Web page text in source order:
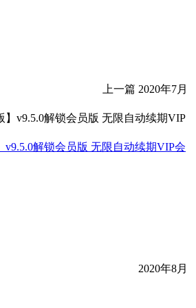
上一篇 2020年7月
v9.5.0解锁会员版 无限自动续期VIP会
2020年8月